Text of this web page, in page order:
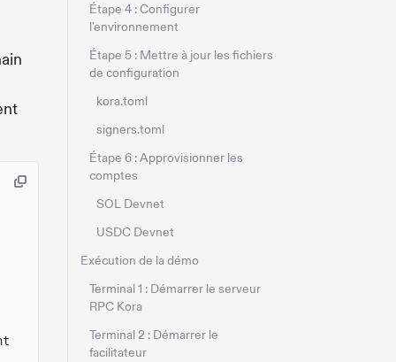
Étape 4 : Configurer
l'environnement
Étape 5 : Mettre à jour les fichiers
de configuration
kora.toml
signers.toml
Étape 6 : Approvisionner les
comptes
SOL Devnet
USDC Devnet
Exécution de la démo
Terminal 1 : Démarrer le serveur
RPC Kora
Terminal 2 : Démarrer le
facilitateur